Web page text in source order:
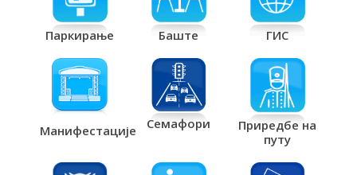
Паркирање Баште ГИС
Манифестације Семафори
Приредбе на
путу